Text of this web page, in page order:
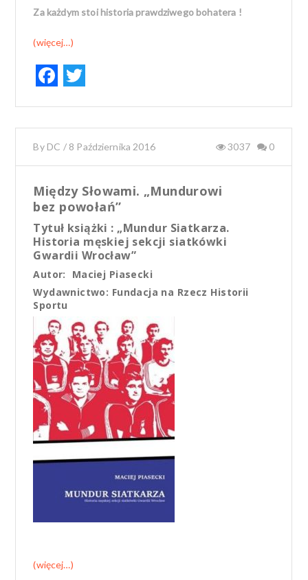
Za każdym stoi historia prawdziwego bohatera !
(więcej…)
F
b
o
o
k
te
r
By DC / 8 Października 2016 3037 0
Między Słowami. „Mundurowi
bez powołań”
Tytuł książki : „Mundur Siatkarza.
Historia męskiej sekcji siatkówki
Gwardii Wrocław”
Autor: Maciej Piasecki
Wydawnictwo: Fundacja na Rzecz Historii
Sportu
(więcej…)